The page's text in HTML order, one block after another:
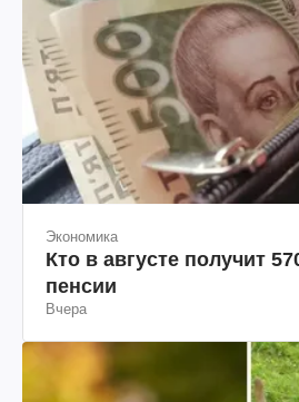
Экономика
Кто в августе получит
пенсии
Вчера